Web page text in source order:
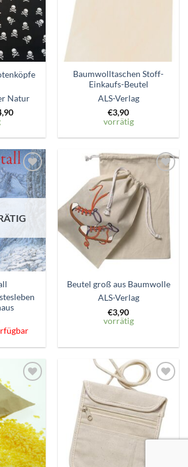
Natur
Baumwolltaschen Stoff-
Einkaufs-Beutel
ALS-Verlag
€3,90
vorrätig
Zum
Wunschzettel
hinzufügen
Beutel groß aus Baumwolle
ALS-Verlag
€3,90
vorrätig
Zum
hinzufügen
Wunschzettel
hinzufügen